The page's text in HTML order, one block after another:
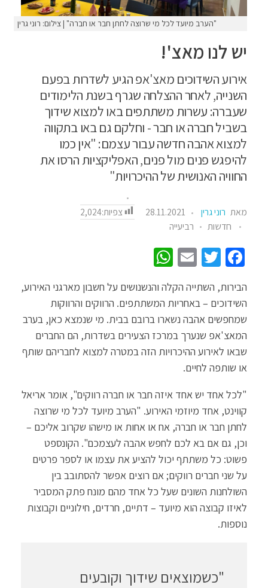
"הערב מיועד לכל מי שרוצה לחתן חבר או חברה" | צילום: רוני גרין
יש לנו מאצ'!
אירוע השידוכים מאצ'אפ הגיע לשדרות בפעם
השנייה, לאחר ההצלחה שגרף בשנת הלימודים
שעברה: עשרות משתתפים באו למצוא שידוך
בשביל חברה או חבר - וחלקם גם באו בתקווה
למצוא אהבה חדשה עבור עצמם: "אין כמו
להיפגש פנים מול פנים, האפליקציות הרסו את
החוויה האנושית של ההיכרויות"
מאת רוני גרין 28.11.2021 צפיות:2,024
חדשות
רביעייה
Fa
b
o
o
k
T
tt
er
E
m
ail
at
sA
p
p
הבירות, השתייה הקלה והנשנושים על חשבון מארגני האירוע,
השידוכים – באחריות המשתתפים. הרווקים והרווקות
שמחפשים אהבה נשארו ברובם בבית. מי שנמצא כאן, בערב
המאצ'אפ שנערך במרכז הצעירים בשדרות, הם החברים
שבאו לאירוע ההיכרויות הזה במטרה למצוא לחבריהם שותף
או שותפה לחיים.
"לכל אחד יש אחד איזה חבר או חברה רווקים", אומר אריאל
קווינט, אחד מיוזמי האירוע. "הערב מיועד לכל מי שרוצה
לחתן חבר או חברה, אח או אחות או מישהו שקרוב אליכם –
וכן, גם אם בא לכם לחפש אהבה לעצמכם". הקונספט
פשוט: כל משתתף יכול להציע את עצמו או לספר פרטים
על שני חברים רווקים; אם רוצים אפשר להסתובב בין
השולחנות השונים שעל כל אחד מהם מונח פתק המסביר
לאיזו קבוצה הוא מיועד – דתיים, חרדים, חילוניים וקבוצות
נוספות.
"כשמוצאים שידוך וקובעים